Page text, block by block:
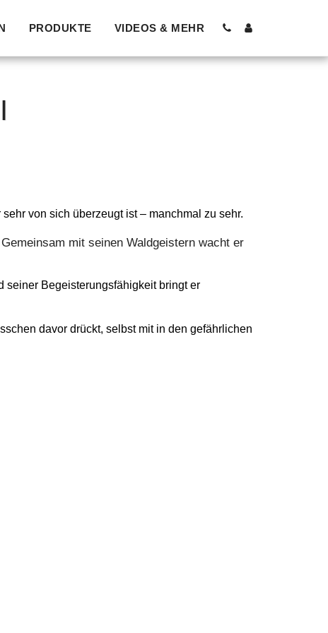
PRODUKTE VIDEOS & MEHR
von sich überzeugt ist – manchmal zu sehr.
mit seinen Waldgeistern wacht er
seiner Begeisterungsfähigkeit bringt er
davor drückt, selbst mit in den gefährlichen